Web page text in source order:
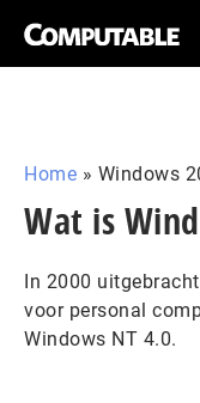
Home » Windows
Wat is
In 2000
voor personal
Windows NT 4.0.